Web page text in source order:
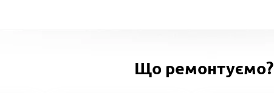
Що ремонтуємо?